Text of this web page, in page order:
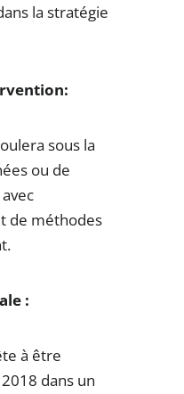
la stratégie
sous la
ou de
de méthodes
:
à être
dans un